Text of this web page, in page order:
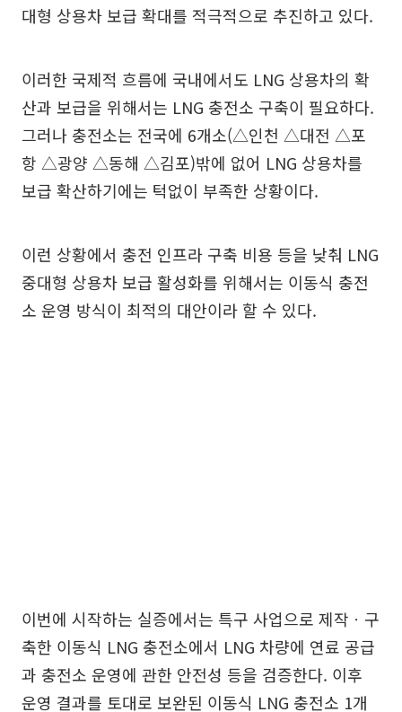
대형 상용차 보급 확대를 적극적으로 추진하고 있다.
이러한 국제적 흐름에 국내에서도 LNG 상용차의 확
산과 보급을 위해서는 LNG 충전소 구축이 필요하다.
그러나 충전소는 전국에 6개소(△인천 △대전 △포
항 △광양 △동해 △김포)밖에 없어 LNG 상용차를
보급 확산하기에는 턱없이 부족한 상황이다.
이런 상황에서 충전 인프라 구축 비용 등을 낮춰 LNG
중대형 상용차 보급 활성화를 위해서는 이동식 충전
소 운영 방식이 최적의 대안이라 할 수 있다.
이번에 시작하는 실증에서는 특구 사업으로 제작ㆍ구
축한 이동식 LNG 충전소에서 LNG 차량에 연료 공급
과 충전소 운영에 관한 안전성 등을 검증한다. 이후
운영 결과를 토대로 보완된 이동식 LNG 충전소 1개